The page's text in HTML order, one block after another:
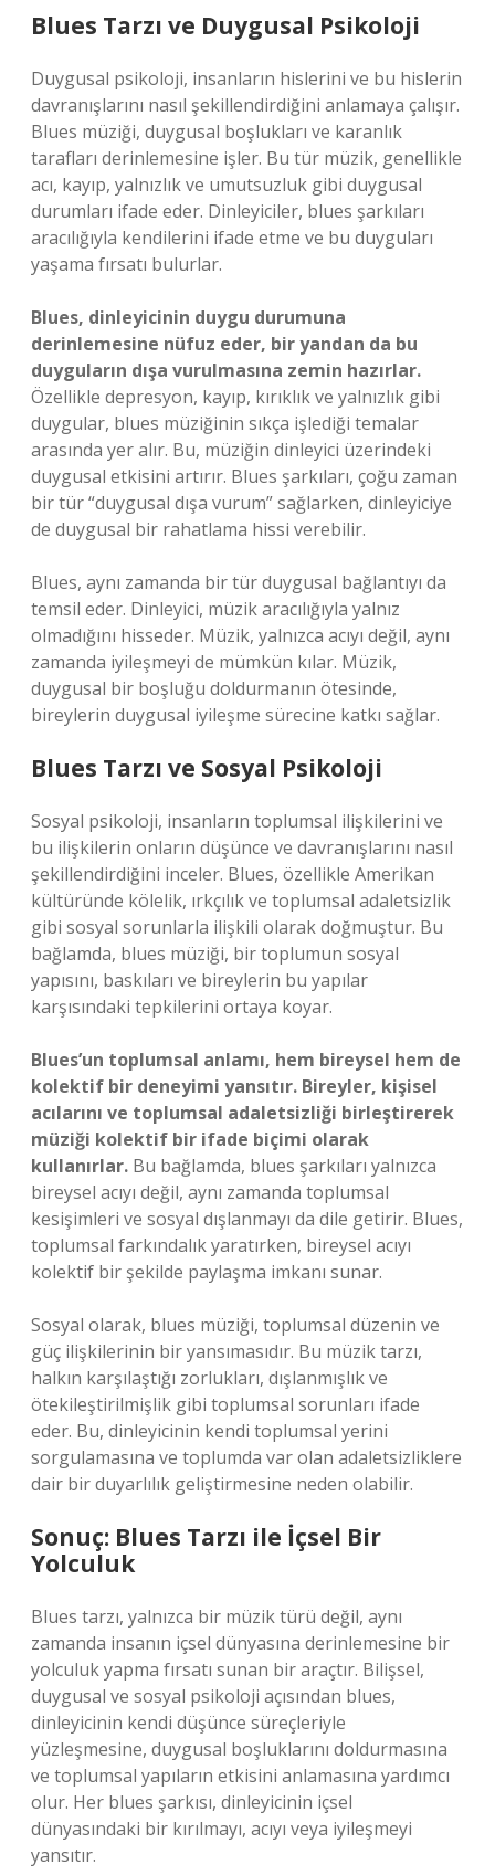
Blues Tarzı ve Duygusal Psikoloji
Duygusal psikoloji, insanların hislerini ve bu hislerin
davranışlarını nasıl şekillendirdiğini anlamaya çalışır.
Blues müziği, duygusal boşlukları ve karanlık
tarafları derinlemesine işler. Bu tür müzik, genellikle
acı, kayıp, yalnızlık ve umutsuzluk gibi duygusal
durumları ifade eder. Dinleyiciler, blues şarkıları
aracılığıyla kendilerini ifade etme ve bu duyguları
yaşama fırsatı bulurlar.
Blues, dinleyicinin duygu durumuna
derinlemesine nüfuz eder, bir yandan da bu
duyguların dışa vurulmasına zemin hazırlar.
Özellikle depresyon, kayıp, kırıklık ve yalnızlık gibi
duygular, blues müziğinin sıkça işlediği temalar
arasında yer alır. Bu, müziğin dinleyici üzerindeki
duygusal etkisini artırır. Blues şarkıları, çoğu zaman
bir tür “duygusal dışa vurum” sağlarken, dinleyiciye
de duygusal bir rahatlama hissi verebilir.
Blues, aynı zamanda bir tür duygusal bağlantıyı da
temsil eder. Dinleyici, müzik aracılığıyla yalnız
olmadığını hisseder. Müzik, yalnızca acıyı değil, aynı
zamanda iyileşmeyi de mümkün kılar. Müzik,
duygusal bir boşluğu doldurmanın ötesinde,
bireylerin duygusal iyileşme sürecine katkı sağlar.
Blues Tarzı ve Sosyal Psikoloji
Sosyal psikoloji, insanların toplumsal ilişkilerini ve
bu ilişkilerin onların düşünce ve davranışlarını nasıl
şekillendirdiğini inceler. Blues, özellikle Amerikan
kültüründe kölelik, ırkçılık ve toplumsal adaletsizlik
gibi sosyal sorunlarla ilişkili olarak doğmuştur. Bu
bağlamda, blues müziği, bir toplumun sosyal
yapısını, baskıları ve bireylerin bu yapılar
karşısındaki tepkilerini ortaya koyar.
Blues’un toplumsal anlamı, hem bireysel hem de
kolektif bir deneyimi yansıtır. Bireyler, kişisel
acılarını ve toplumsal adaletsizliği birleştirerek
müziği kolektif bir ifade biçimi olarak
kullanırlar. Bu bağlamda, blues şarkıları yalnızca
bireysel acıyı değil, aynı zamanda toplumsal
kesişimleri ve sosyal dışlanmayı da dile getirir. Blues,
toplumsal farkındalık yaratırken, bireysel acıyı
kolektif bir şekilde paylaşma imkanı sunar.
Sosyal olarak, blues müziği, toplumsal düzenin ve
güç ilişkilerinin bir yansımasıdır. Bu müzik tarzı,
halkın karşılaştığı zorlukları, dışlanmışlık ve
ötekileştirilmişlik gibi toplumsal sorunları ifade
eder. Bu, dinleyicinin kendi toplumsal yerini
sorgulamasına ve toplumda var olan adaletsizliklere
dair bir duyarlılık geliştirmesine neden olabilir.
Sonuç: Blues Tarzı ile İçsel Bir
Yolculuk
Blues tarzı, yalnızca bir müzik türü değil, aynı
zamanda insanın içsel dünyasına derinlemesine bir
yolculuk yapma fırsatı sunan bir araçtır. Bilişsel,
duygusal ve sosyal psikoloji açısından blues,
dinleyicinin kendi düşünce süreçleriyle
yüzleşmesine, duygusal boşluklarını doldurmasına
ve toplumsal yapıların etkisini anlamasına yardımcı
olur. Her blues şarkısı, dinleyicinin içsel
dünyasındaki bir kırılmayı, acıyı veya iyileşmeyi
yansıtır.